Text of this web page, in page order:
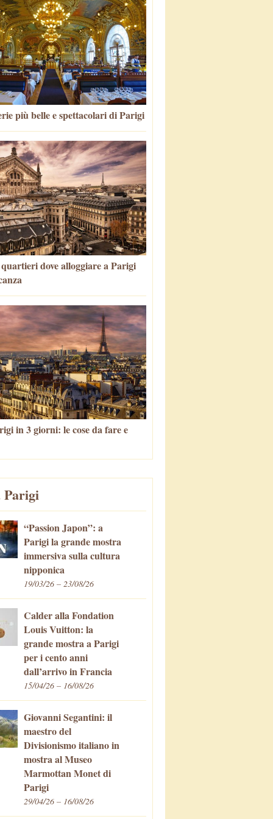
più belle e spettacolari di Parigi
dove alloggiare a Parigi
in 3 giorni: le cose da fare e
Parigi
“Passion Japon”: a
Parigi la grande mostra
immersiva sulla cultura
nipponica
19/03/26 – 23/08/26
Calder alla Fondation
Louis Vuitton: la
grande mostra a Parigi
per i cento anni
dall’arrivo in Francia
15/04/26 – 16/08/26
Giovanni Segantini: il
maestro del
Divisionismo italiano in
mostra al Museo
Marmottan Monet di
Parigi
29/04/26 – 16/08/26